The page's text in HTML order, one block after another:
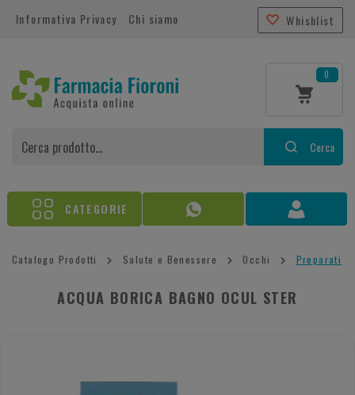
Informativa Privacy Chi siamo Whishlist
0
Cerca
CATEGORIE
Catalogo Prodotti Salute e Benessere Occhi Preparati
ACQUA BORICA BAGNO OCUL STER